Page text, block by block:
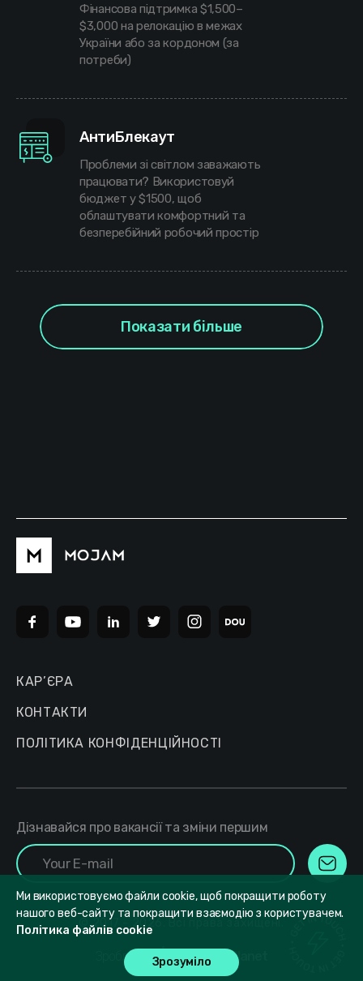
Фінансова підтримка $1,500–
$3,000 на релокацію в межах
України або за кордоном (за
потреби)
АнтиБлекаут
Проблеми зі світлом заважають
працювати? Використовуй
бюджет у $1500, щоб
облаштувати комфортний та
безперебійний робочий простір
Показати більше
КАР’ЄРА
КОНТАКТИ
ПОЛІТИКА КОНФІДЕНЦІЙНОСТІ
Дізнавайся про вакансії та зміни першим
© 2017 - 2026. Всі права захищені.
Зроблено в DesignPlanet
Ми використовуємо файли cookie, щоб покращити роботу
нашого веб-сайту та покращити взаємодію з користувачем.
Політика файлів cookie
Зрозуміло